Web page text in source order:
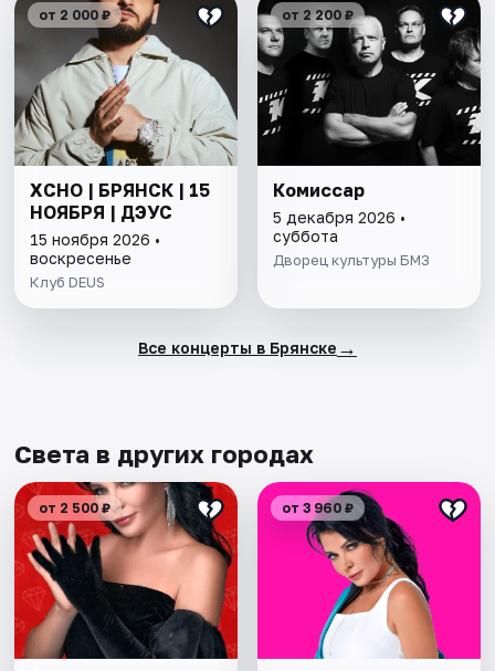
от 2 000 ₽
XCHO | БРЯНСК | 15
НОЯБРЯ | ДЭУС
15 ноября 2026 •
воскресенье
Клуб DEUS
от 2 200 ₽
Комиссар
5 декабря 2026 •
суббота
Дворец культуры БМЗ
Все концерты в Брянске →
Света в других городах
от 2 500 ₽ от 3 960 ₽